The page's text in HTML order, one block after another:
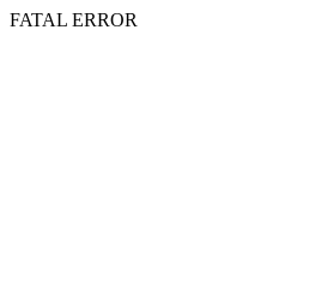
FATAL ERROR